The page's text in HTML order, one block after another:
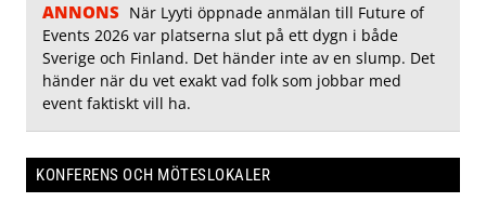
ANNONS När Lyyti öppnade anmälan till Future of
Events 2026 var platserna slut på ett dygn i både
Sverige och Finland. Det händer inte av en slump. Det
händer när du vet exakt vad folk som jobbar med
event faktiskt vill ha.
KONFERENS OCH MÖTESLOKALER